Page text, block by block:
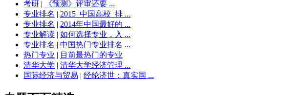
考研 |
《预测》评审还要 ...
专业排名 | 2015_中国高校_排 ...
专业排名 | 2014年中国最好的 ...
专业解读 | 如何选择专业，入 ...
专业排名 | 中国热门专业排名 ...
热门专业 | 目前最热门的专业
清华大学 | 清华大学经济管理 ...
国际经济与贸易 | 经纶济世：真实国 ...